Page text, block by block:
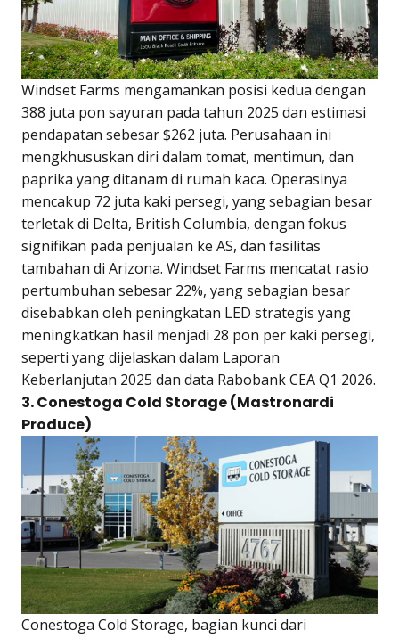
Windset Farms mengamankan posisi kedua dengan
388 juta pon sayuran pada tahun 2025 dan estimasi
pendapatan sebesar $262 juta. Perusahaan ini
mengkhususkan diri dalam tomat, mentimun, dan
paprika yang ditanam di rumah kaca. Operasinya
mencakup 72 juta kaki persegi, yang sebagian besar
terletak di Delta, British Columbia, dengan fokus
signifikan pada penjualan ke AS, dan fasilitas
tambahan di Arizona. Windset Farms mencatat rasio
pertumbuhan sebesar 22%, yang sebagian besar
disebabkan oleh peningkatan LED strategis yang
meningkatkan hasil menjadi 28 pon per kaki persegi,
seperti yang dijelaskan dalam Laporan
Keberlanjutan 2025 dan data Rabobank CEA Q1 2026.
3. Conestoga Cold Storage (Mastronardi
Produce)
Conestoga Cold Storage, bagian kunci dari